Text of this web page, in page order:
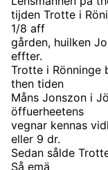
tijden Trotte i
1/8 aff
gården, huilken
effter.
Trotte i Rönninge
then tiden
Måns Jonszon i
öffuerheetens
vegnar kennas
eller 9 dr.
Sedan sålde
Så emä